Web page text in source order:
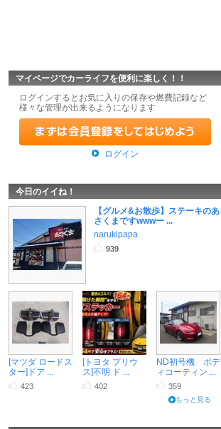
マイページでカーライフを便利に楽しく！！
ログインするとお気に入りの保存や燃費記録など
様々な管理が出来るようになります
ログイン
今日のイイね！
【グルメ&お散歩】ステーキのあ
さくまですwwwー ...
narukipapa
939
[マツダ ロードス
ター]ドア ...
423
[トヨタ プリウ
ス]不明 ド ...
402
ND初号機 ボデ
ィコーティン ...
359
もっと見る